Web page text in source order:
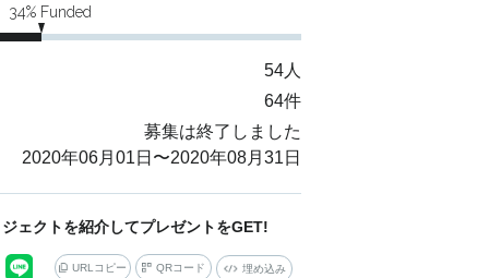
34% Funded
54人
64件
募集は終了しました
2020年06月01日 〜2020年08月31日
ェクトを紹介してプレゼントをGET!
URLコピー QRコード 埋め込み